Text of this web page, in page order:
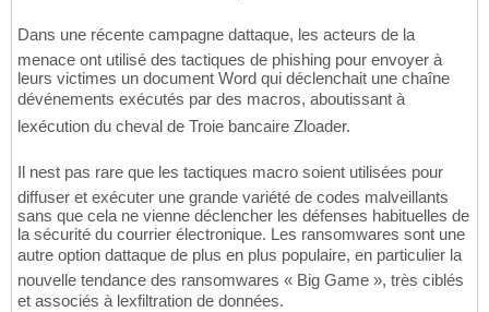
Dans une récente campagne dattaque, les acteurs de la
menace ont utilisé des tactiques de phishing pour envoyer à
leurs victimes un document Word qui déclenchait une chaîne
dévénements exécutés par des macros, aboutissant à
lexécution du cheval de Troie bancaire Zloader.
Il nest pas rare que les tactiques macro soient utilisées pour
diffuser et exécuter une grande variété de codes malveillants
sans que cela ne vienne déclencher les défenses habituelles de
la sécurité du courrier électronique. Les ransomwares sont une
autre option dattaque de plus en plus populaire, en particulier la
nouvelle tendance des ransomwares « Big Game », très ciblés
et associés à lexfiltration de données.